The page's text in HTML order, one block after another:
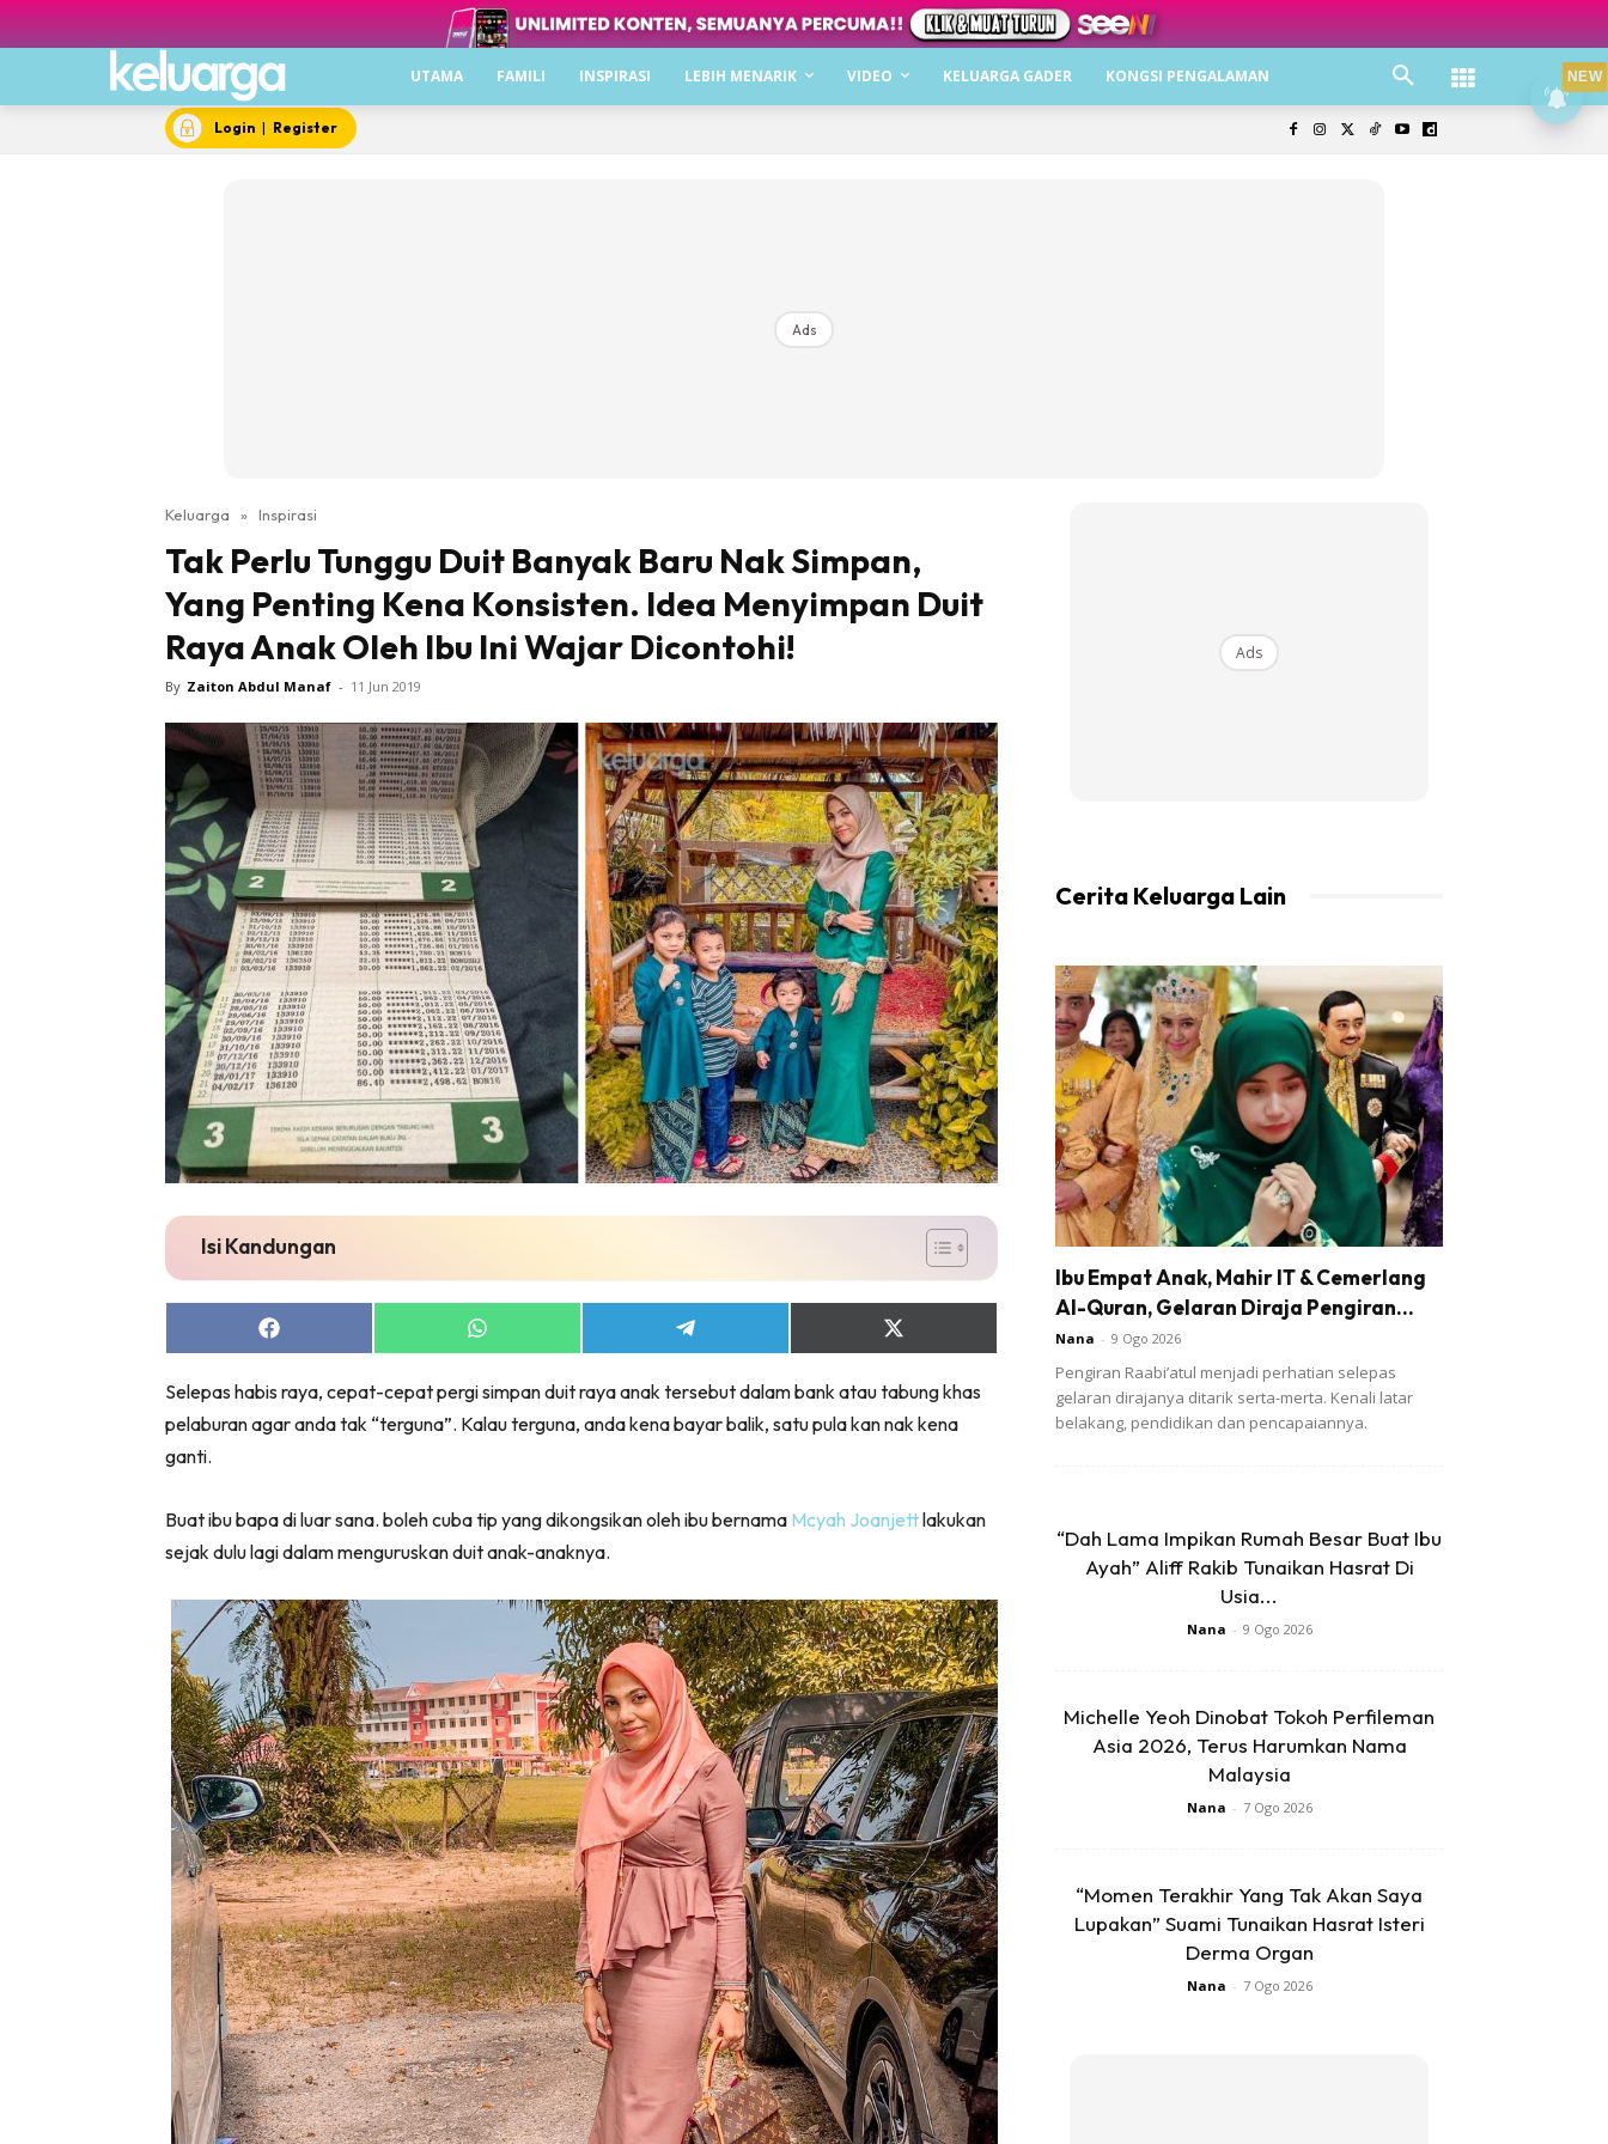
UTAMA FAMILI INSPIRASI LEBIH MENARIK VIDEO KELUARGA GADER KONGSI PENGALAMAN
Login | Register
Ads
Keluarga » Inspirasi
Tak Perlu Tunggu Duit Banyak Baru Nak Simpan,
Yang Penting Kena Konsisten. Idea Menyimpan Duit
Raya Anak Oleh Ibu Ini Wajar Dicontohi!
By Zaiton Abdul Manaf - 11 Jun 2019
Isi Kandungan
Share
on
Share
on
Share
on
Share
on
(Twitter)
Selepas habis raya, cepat-cepat pergi simpan duit raya anak tersebut dalam bank atau tabung khas
pelaburan agar anda tak “terguna”. Kalau terguna, anda kena bayar balik, satu pula kan nak kena
ganti.
Buat ibu bapa di luar sana. boleh cuba tip yang dikongsikan oleh ibu bernama Mcyah Joanjettlakukan
sejak dulu lagi dalam menguruskan duit anak-anaknya.
Ads
Cerita Keluarga Lain
Ibu Empat Anak, Mahir IT & Cemerlang
Al-Quran, Gelaran Diraja Pengiran...
Nana - 9 Ogo 2026
Pengiran Raabi’atul menjadi perhatian selepas
gelaran dirajanya ditarik serta-merta. Kenali latar
belakang, pendidikan dan pencapaiannya.
“Dah Lama Impikan Rumah Besar Buat Ibu
Ayah” Aliff Rakib Tunaikan Hasrat Di
Usia...
Nana - 9 Ogo 2026
Michelle Yeoh Dinobat Tokoh Perfileman
Asia 2026, Terus Harumkan Nama
Malaysia
Nana - 7 Ogo 2026
“Momen Terakhir Yang Tak Akan Saya
Lupakan” Suami Tunaikan Hasrat Isteri
Derma Organ
Nana - 7 Ogo 2026
NEW